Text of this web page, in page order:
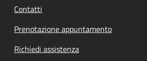
Contatti
Prenotazione appuntamento
Richiedi assistenza